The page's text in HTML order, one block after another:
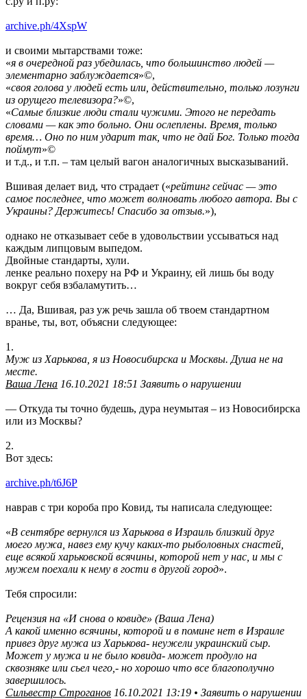
archive.ph/4XspW
и своими мытарствами тоже:
«я в очередной раз убедилась, что большинство людей —
элементарно заблуждается»©,
«своя голова у людей есть или, действительно, только лозунги
из орущего телевизора?»©,
«Самые близкие люди стали чужими. Этого не передать
словами — как это больно. Они ослеплены. Время, только
время… Оно по ним ударит так, что не дай Бог. Только тогда
поймут»©
и т.д., и т.п. – там целый вагон аналогичных высказываний.
Вшивая делает вид, что страдает («рейтинг сейчас — это
самое последнее, что может волновать любого автора. Вы с
Украины? Держитесь! Спасибо за отзыв.»),
однако не отказывает себе в удовольствии уссываться над
каждым липцовым выпедом.
Двойные стандарты, хули.
ленке реально похеру на РФ и Украину, ей лишь бы воду
вокруг себя взбаламутить…
… Да, Вшивая, раз уж речь зашла об твоем стандартном
вранье, ты, вот, объясни следующее:
1.
Муж из Харькова, я из Новосибирска и Москвы. Душа не на
месте.
Ваша Лена 16.10.2021 18:51 Заявить о нарушении
— Откуда ты точно будешь, дура неумытая – из Новосибирска
или из Москвы?
2.
Вот здесь:
archive.ph/t6J6P
наврав с три короба про Ковид, ты написала следующее:
«В сентябре вернулся из Харькова в Израиль близкий друг
моего мужа, навез ему кучу каких-то рыболовных снастей,
еще всякой харьковской всячины, которой нет у нас, и мы с
мужем поехали к нему в гости в другой город».
Тебя спросили:
Рецензия на «И снова о ковиде» (Ваша Лена)
А какой именно всячины, которой и в помине нет в Израиле
привез друг мужа из Харькова- неужели украинский сыр.
Может у мужа и не было ковида- может продуло на
сквозняке или сьел чего,- но хорошо что все благополучно
завершилось.
Сильвестр Строганов 16.10.2021 13:19 • Заявить о нарушении